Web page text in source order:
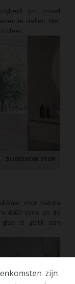
om zowel
te stellen. Met
sfeer.
SLIDESHOW STOP
voor natura
4000 serie en de
is gelijk aan
zijn